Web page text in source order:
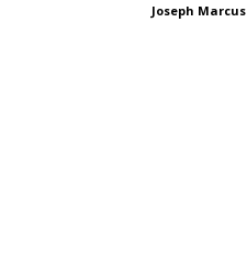
Joseph Marcus